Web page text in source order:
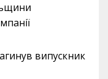
випускник